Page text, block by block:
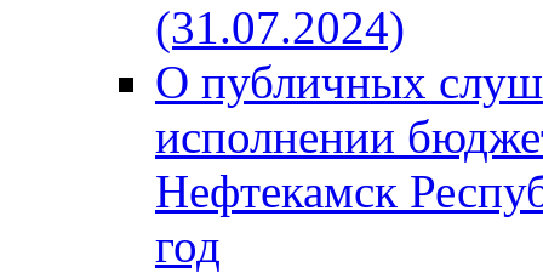
(31.07.2024)
О публичных
исполнении
Нефтекамск
год